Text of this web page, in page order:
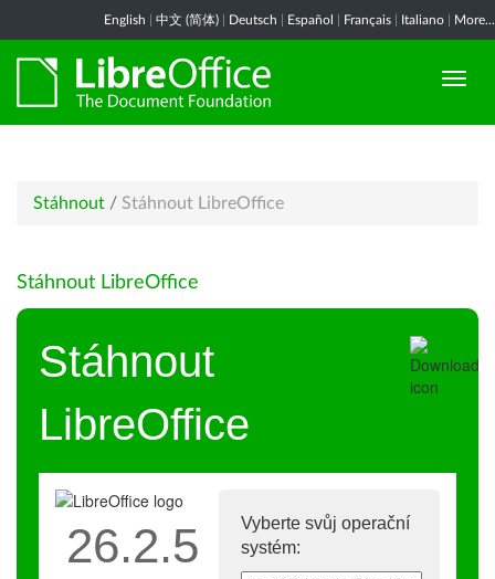
English 中文 (简体) Deutsch Español Français Italiano More...
Stáhnout / Stáhnout LibreOffice
Stáhnout LibreOffice
Stáhnout
LibreOffice
Vyberte svůj operační
systém:
26.2.5